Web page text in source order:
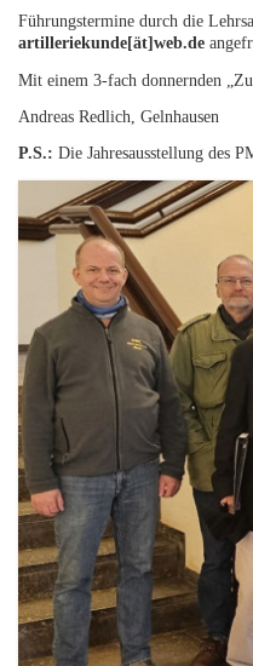
Führungstermine durch die
artilleriekunde[ät]web.de
Mit einem 3-fach donnernden
Andreas Redlich, Gelnhausen
P.S.: Die Jahresausstellung des